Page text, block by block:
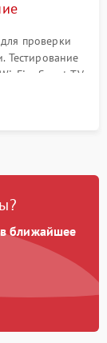
проверки
Тестирование
Fi и Smart TV
часов.
ближайшее